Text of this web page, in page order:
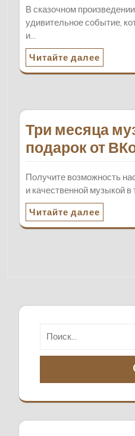
В сказочном
удивительное событие,
и…
Читайте далее
Три месяца
подарок от
Получите возможность
и качественной музыкой в
Читайте далее